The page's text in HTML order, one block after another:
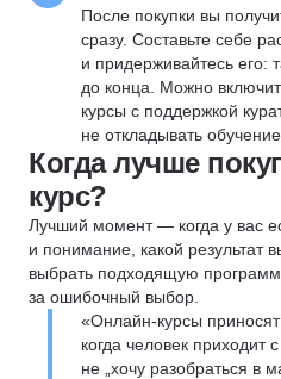
После покупки вы
сразу. Составьте себе
и придерживайтесь его:
до конца. Можно
курсы с поддержкой
не откладывать обучение.
Когда лучше
курс?
Лучший момент — когда у вас
и понимание, какой результат
выбрать подходящую
за ошибочный выбор.
«Онлайн-курсы
когда человек приходит
не „хочу разобраться в